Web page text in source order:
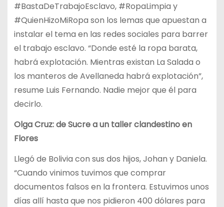
#BastaDeTrabajoEsclavo, #RopaLimpia y
#QuienHizoMiRopa son los lemas que apuestan a
instalar el tema en las redes sociales para barrer
el trabajo esclavo. “Donde esté la ropa barata,
habrá explotación. Mientras existan La Salada o
los manteros de Avellaneda habrá explotación”,
resume Luis Fernando. Nadie mejor que él para
decirlo.
Olga Cruz: de Sucre a un taller clandestino en
Flores
Llegó de Bolivia con sus dos hijos, Johan y Daniela.
“Cuando vinimos tuvimos que comprar
documentos falsos en la frontera. Estuvimos unos
días allí hasta que nos pidieron 400 dólares para